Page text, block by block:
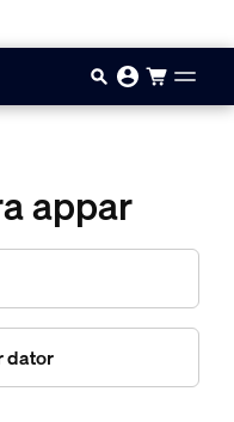
appar
dator